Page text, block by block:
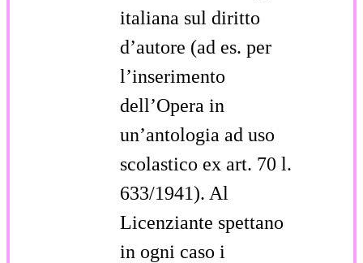
italiana sul diritto
d’autore (ad es. per
l’inserimento
dell’Opera in
un’antologia ad uso
scolastico ex art. 70 l.
633/1941). Al
Licenziante spettano
in ogni caso i